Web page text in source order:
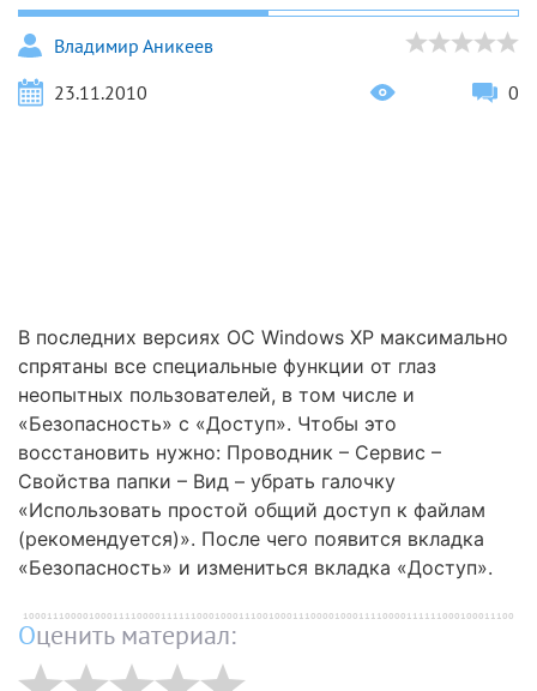
Владимир Аникеев
23.11.2010
0
В последних версиях ОС Windows ХР максимально
спрятаны все специальные функции от глаз
неопытных пользователей, в том числе и
«Безопасность» с «Доступ». Чтобы это
восстановить нужно: Проводник – Сервис –
Свойства папки – Вид – убрать галочку
«Использовать простой общий доступ к файлам
(рекомендуется)». После чего появится вкладка
«Безопасность» и измениться вкладка «Доступ».
Оценить материал: